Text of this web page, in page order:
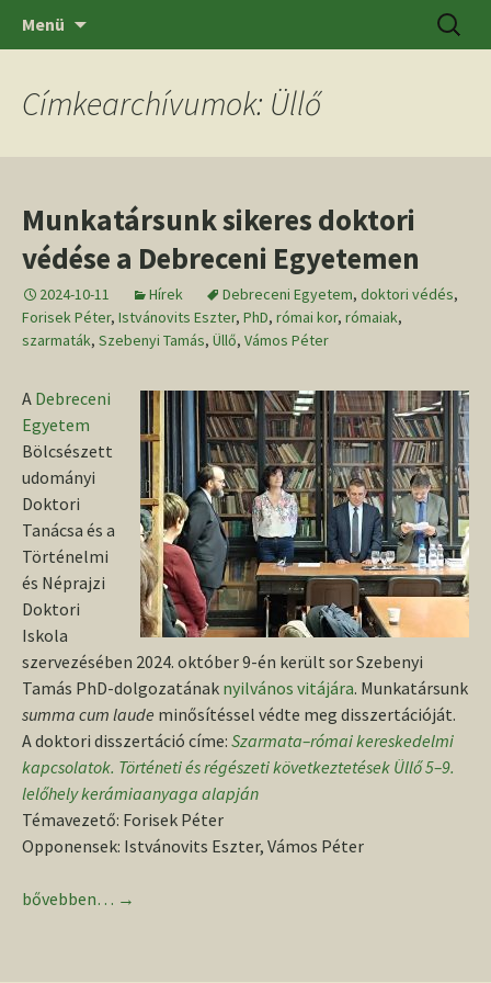
SZTE BTK Régészeti Tanszék
Menü
Címkearchívumok: Üllő
Munkatársunk sikeres doktori
védése a Debreceni Egyetemen
2024-10-11 Hírek Debreceni Egyetem, doktori védés,
Forisek Péter, Istvánovits Eszter, PhD, római kor, rómaiak,
szarmaták, Szebenyi Tamás, Üllő, Vámos Péter
A Debreceni
Egyetem
Bölcsészett
udományi
Doktori
Tanácsa és a
Történelmi
és Néprajzi
Doktori
Iskola
szervezésében 2024. október 9-én került sor Szebenyi
Tamás PhD-dolgozatának nyilvános vitájára. Munkatársunk
summa cum laude minősítéssel védte meg disszertációját.
A doktori disszertáció címe: Szarmata–római kereskedelmi
kapcsolatok. Történeti és régészeti következtetések Üllő 5–9.
lelőhely kerámiaanyaga alapján
Témavezető: Forisek Péter
Opponensek: Istvánovits Eszter, Vámos Péter
Munkatársunk sikeres doktori védése a Debreceni Egyetemen
bővebben… →